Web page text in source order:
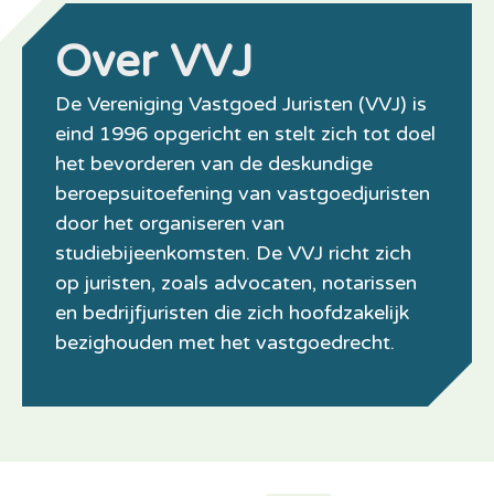
Over VVJ
De Vereniging Vastgoed Juristen (VVJ) is
eind 1996 opgericht en stelt zich tot doel
het bevorderen van de deskundige
beroepsuitoefening van vastgoedjuristen
door het organiseren van
studiebijeenkomsten. De VVJ richt zich
op juristen, zoals advocaten, notarissen
en bedrijfjuristen die zich hoofdzakelijk
bezighouden met het vastgoedrecht.